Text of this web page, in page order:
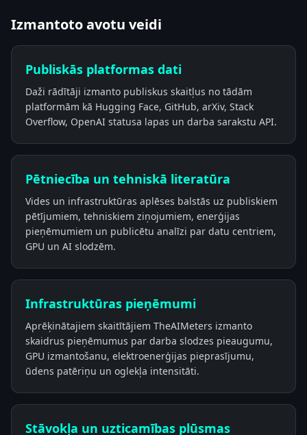
Izmantoto avotu veidi
Publiskās platformas dati
Daži rādītāji izmanto publiskus skaitļus no tādām
platformām kā Hugging Face, GitHub, arXiv, Stack
Overflow, OpenAI statusa lapas un darba sarakstu API.
Pētniecība un tehniskā literatūra
Vides un infrastruktūras aplēses balstās uz publiskiem
pētījumiem, tehniskiem ziņojumiem, enerģijas
pieņēmumiem un publicētu analīzi par datu centriem,
GPU un AI slodzēm.
Infrastruktūras pieņēmumi
Aprēķinātajiem skaitītājiem TheAIMeters izmanto
skaidrus pieņēmumus par darba slodzes pieaugumu,
GPU izmantošanu, elektroenerģijas pieprasījumu,
ūdens patēriņu un oglekļa intensitāti.
Stāvokļa un uzticamības plūsmas